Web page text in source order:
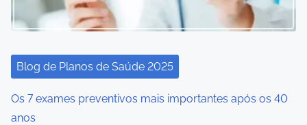
Blog de Planos de Saúde 2025
Os 7 exames preventivos mais importantes após os 40
anos